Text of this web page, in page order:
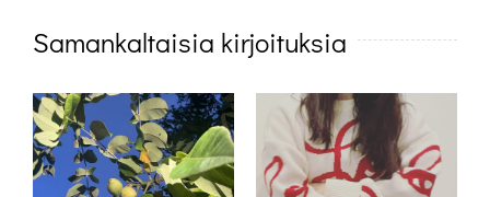
Samankaltaisia kirjoituksia